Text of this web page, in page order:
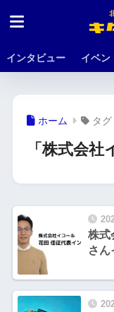
インタビュー イベン
ホーム タグ
「株式会
株式
さ